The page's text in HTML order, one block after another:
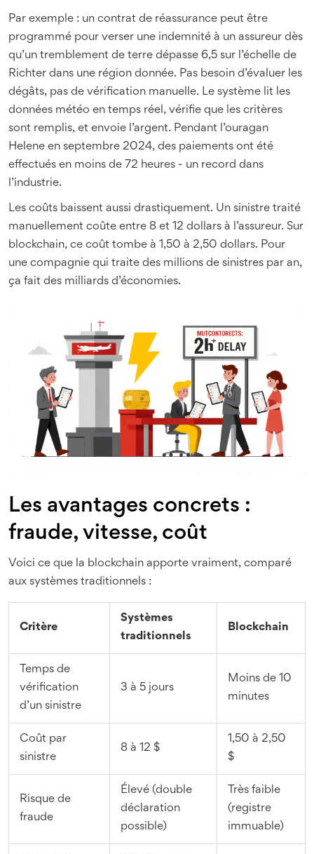
Par exemple : un contrat de réassurance peut être
programmé pour verser une indemnité à un assureur dès
qu’un tremblement de terre dépasse 6,5 sur l’échelle de
Richter dans une région donnée. Pas besoin d’évaluer les
dégâts, pas de vérification manuelle. Le système lit les
données météo en temps réel, vérifie que les critères
sont remplis, et envoie l’argent. Pendant l’ouragan
Helene en septembre 2024, des paiements ont été
effectués en moins de 72 heures - un record dans
l’industrie.
Les coûts baissent aussi drastiquement. Un sinistre traité
manuellement coûte entre 8 et 12 dollars à l’assureur. Sur
blockchain, ce coût tombe à 1,50 à 2,50 dollars. Pour
une compagnie qui traite des millions de sinistres par an,
ça fait des milliards d’économies.
Les avantages concrets :
fraude, vitesse, coût
Voici ce que la blockchain apporte vraiment, comparé
aux systèmes traditionnels :
Critère
Systèmes
traditionnels
Blockchain
Temps de
vérification
d’un sinistre
3 à 5 jours
Moins de 10
minutes
Coût par
sinistre
8 à 12 $
1,50 à 2,50
$
Risque de
fraude
Élevé (double
déclaration
possible)
Très faible
(registre
immuable)